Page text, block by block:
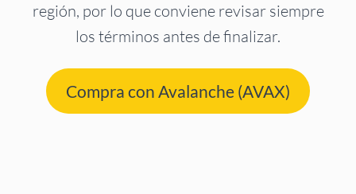
región, por lo que conviene revisar siempre
los términos antes de finalizar.
Compra con Avalanche (AVAX)